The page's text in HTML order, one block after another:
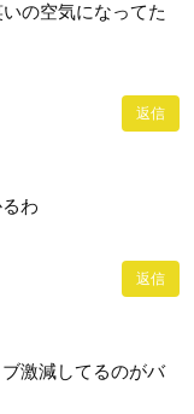
の空気になってた
返信
わ
返信
激減してるのがバ